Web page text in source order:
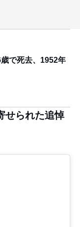
で死去、1952年
せられた追悼